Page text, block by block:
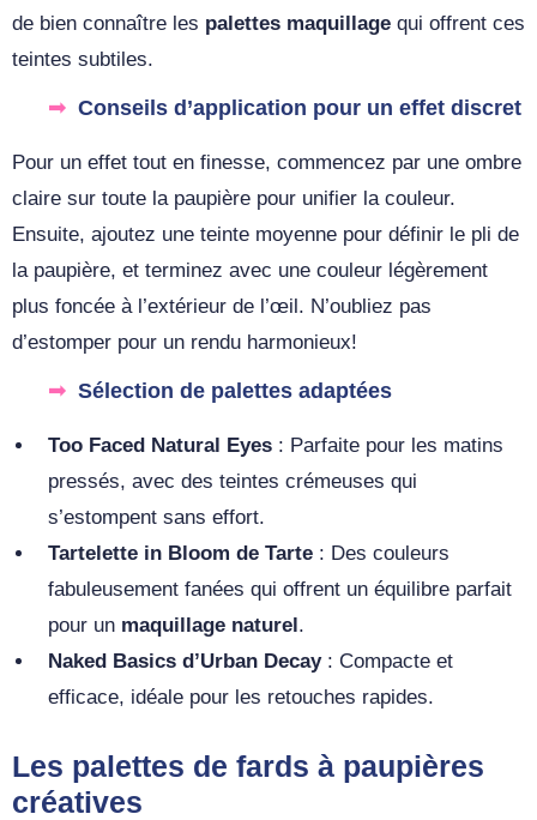
de bien connaître les palettes maquillage qui offrent ces
teintes subtiles.
Conseils d’application pour un effet discret
Pour un effet tout en finesse, commencez par une ombre
claire sur toute la paupière pour unifier la couleur.
Ensuite, ajoutez une teinte moyenne pour définir le pli de
la paupière, et terminez avec une couleur légèrement
plus foncée à l’extérieur de l’œil. N’oubliez pas
d’estomper pour un rendu harmonieux!
Sélection de palettes adaptées
Too Faced Natural Eyes : Parfaite pour les matins
pressés, avec des teintes crémeuses qui
s’estompent sans effort.
Tartelette in Bloom de Tarte : Des couleurs
fabuleusement fanées qui offrent un équilibre parfait
pour un maquillage naturel.
Naked Basics d’Urban Decay: Compacte et
efficace, idéale pour les retouches rapides.
Les palettes de fards à paupières
créatives